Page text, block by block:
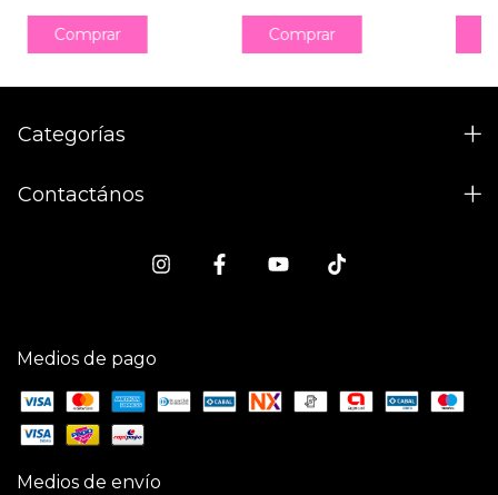
Comprar Comprar
Categorías
Contactános
Medios de pago
Medios de envío